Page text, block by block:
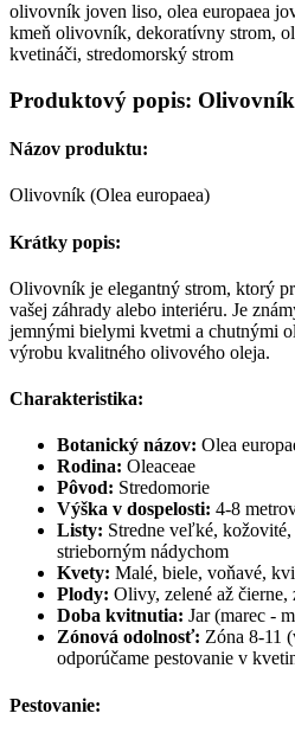
olivovník joven liso, olea europaea
kmeň olivovník, dekoratívny strom,
kvetináči, stredomorský strom
Produktový popis: Olivovník
Názov produktu:
Olivovník (Olea europaea)
Krátky popis:
Olivovník je elegantný strom, ktorý
vašej záhrady alebo interiéru. Je
jemnými bielymi kvetmi a chutnými
výrobu kvalitného olivového oleja.
Charakteristika:
Botanický názov: Olea
Rodina: Oleaceae
Pôvod: Stredomorie
Výška v dospelosti: 4-8
Listy: Stredne veľké, kožovité,
strieborným nádychom
Kvety: Malé, biele, voňavé,
Plody: Olivy, zelené až čierne,
Doba kvitnutia: Jar (marec -
Zónová odolnosť: Zóna 8-11
odporúčame pestovanie v
Pestovanie: